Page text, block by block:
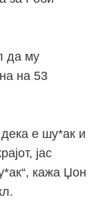
да му
на 53
е шу*ак и
јас
кажа Џон